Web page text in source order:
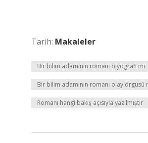
Tarih: Makaleler
Bir bilim adamının romanı biyografi mi
Bir bilim adamının romanı olay örgüsü
Romanı hangi bakış açısıyla yazılmıştır